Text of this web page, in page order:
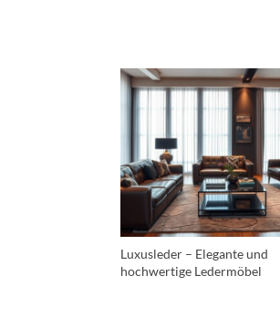
Luxusleder – Elegante und
hochwertige Ledermöbel